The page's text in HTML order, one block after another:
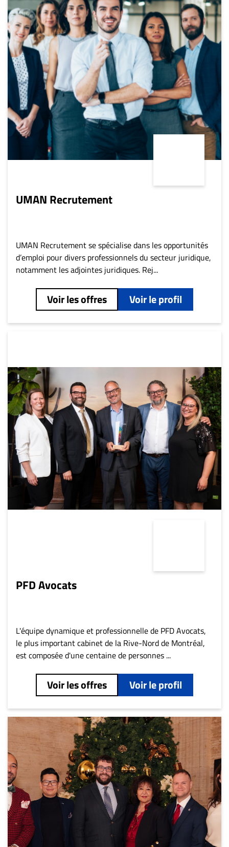
Archives
CARRIÈRE
ET
EMPLOIS
AVOCATS
ET
JURISTES
Offres
Formation
Scoop?
ET
ENTREPRISES
Espace
entreprises
Publier
Publicité
Solutions de
recrutements
TROUVEZ-
NOUS
Nous
joindre
propos
UMAN Recrutement
UMAN Recrutement se spécialise dans les opportunités
d’emploi pour divers professionnels du secteur juridique,
notamment les adjointes juridiques. Rej...
Voir les offres Voir le profil
PFD Avocats
L'équipe dynamique et professionnelle de PFD Avocats,
le plus important cabinet de la Rive-Nord de Montréal,
est composée d'une centaine de personnes ...
Voir les offres Voir le profil